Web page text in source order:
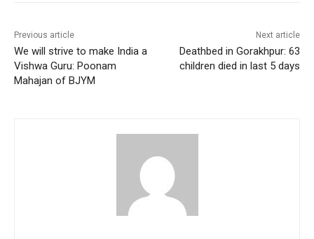
Previous article
We will strive to make India a
Vishwa Guru: Poonam
Mahajan of BJYM
Next article
Deathbed in Gorakhpur: 63
children died in last 5 days